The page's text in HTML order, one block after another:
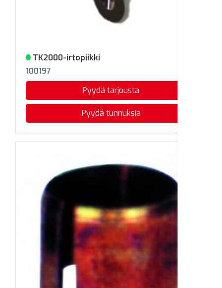
Varastossa
TK2000-irtopiikki
100197
Pyydä tarjousta
Pyydä tunnuksia